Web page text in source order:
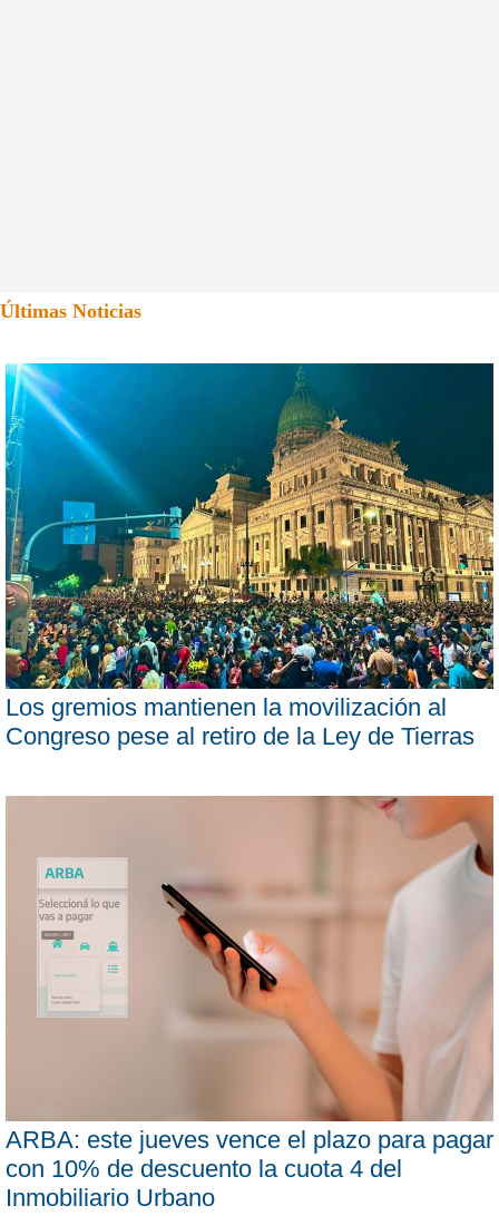
Últimas Noticias
Los gremios mantienen la movilización al
Congreso pese al retiro de la Ley de Tierras
ARBA: este jueves vence el plazo para pagar
con 10% de descuento la cuota 4 del
Inmobiliario Urbano